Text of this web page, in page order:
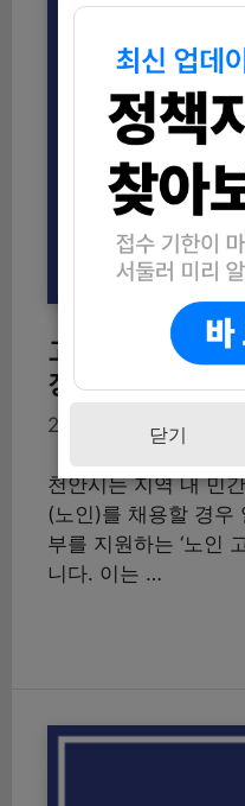
고령자 일자리
장려금 신청 조
2026-02-24
천안시는 지역 내 민
(노인)를 채용할 경우
부를 지원하는 ‘노인
니다. 이는 …
닫기